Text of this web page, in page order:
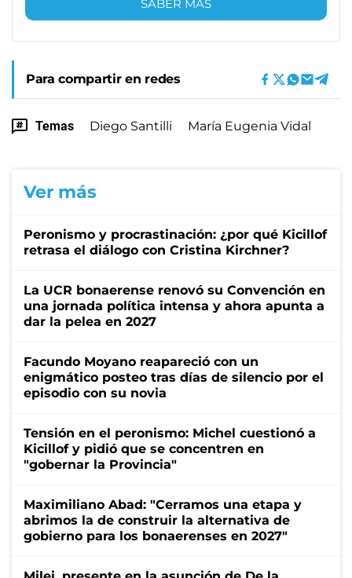
SABER MÁS
Para compartir en redes
Temas Diego Santilli María Eugenia Vidal
Ver más
Peronismo y procrastinación: ¿por qué Kicillof
retrasa el diálogo con Cristina Kirchner?
La UCR bonaerense renovó su Convención en
una jornada política intensa y ahora apunta a
dar la pelea en 2027
Facundo Moyano reapareció con un
enigmático posteo tras días de silencio por el
episodio con su novia
Tensión en el peronismo: Michel cuestionó a
Kicillof y pidió que se concentren en
"gobernar la Provincia"
Maximiliano Abad: "Cerramos una etapa y
abrimos la de construir la alternativa de
gobierno para los bonaerenses en 2027"